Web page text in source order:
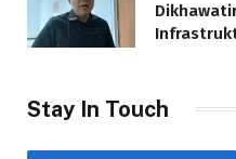
Stay In Touch